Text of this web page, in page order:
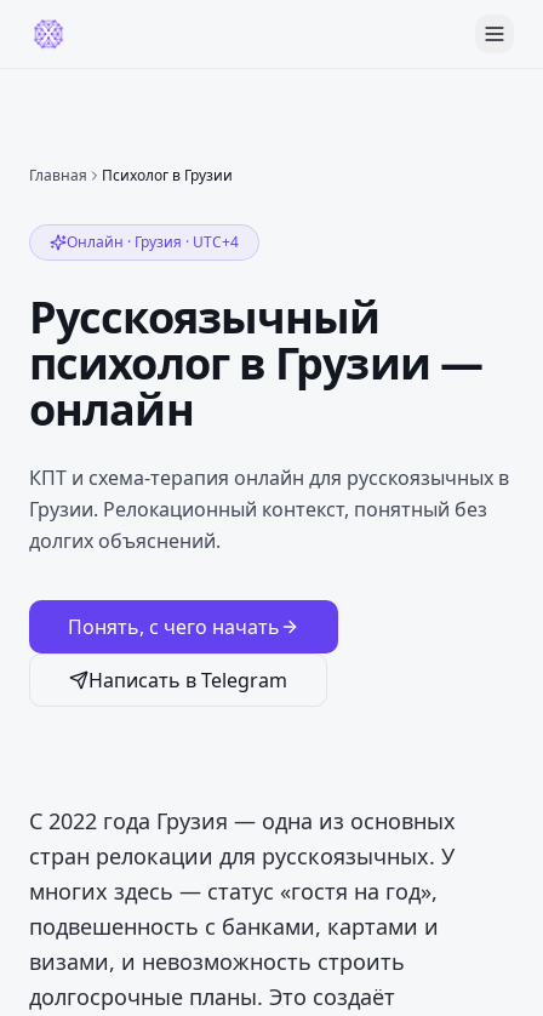
Главная Психолог в Грузии
Онлайн · Грузия · UTC+4
Русскоязычный
психолог в Грузии —
онлайн
КПТ и схема-терапия онлайн для русскоязычных в
Грузии. Релокационный контекст, понятный без
долгих объяснений.
Понять, с чего начать
Написать в Telegram
С 2022 года Грузия — одна из основных
стран релокации для русскоязычных. У
многих здесь — статус «гостя на год»,
подвешенность с банками, картами и
визами, и невозможность строить
долгосрочные планы. Это создаёт